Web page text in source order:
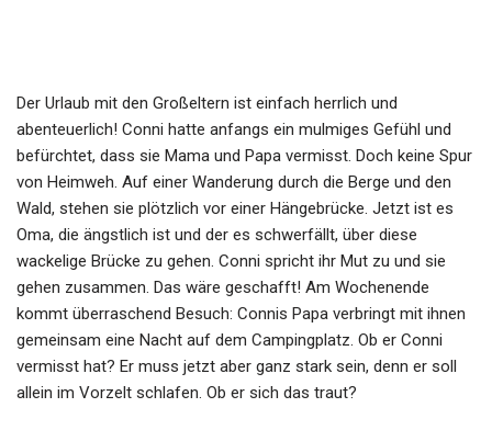
Der Urlaub mit den Großeltern ist einfach herrlich und
abenteuerlich! Conni hatte anfangs ein mulmiges Gefühl und
befürchtet, dass sie Mama und Papa vermisst. Doch keine Spur
von Heimweh. Auf einer Wanderung durch die Berge und den
Wald, stehen sie plötzlich vor einer Hängebrücke. Jetzt ist es
Oma, die ängstlich ist und der es schwerfällt, über diese
wackelige Brücke zu gehen. Conni spricht ihr Mut zu und sie
gehen zusammen. Das wäre geschafft! Am Wochenende
kommt überraschend Besuch: Connis Papa verbringt mit ihnen
gemeinsam eine Nacht auf dem Campingplatz. Ob er Conni
vermisst hat? Er muss jetzt aber ganz stark sein, denn er soll
allein im Vorzelt schlafen. Ob er sich das traut?